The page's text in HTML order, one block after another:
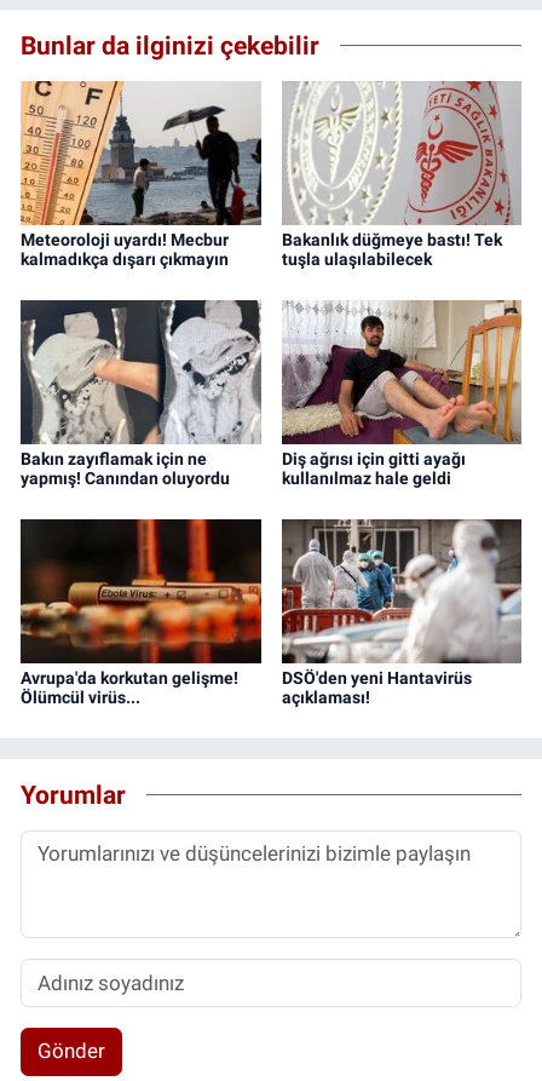
Bunlar da ilginizi çekebilir
Meteoroloji uyardı! Mecbur
kalmadıkça dışarı çıkmayın
Bakanlık düğmeye bastı! Tek
tuşla ulaşılabilecek
Bakın zayıflamak için ne
yapmış! Canından oluyordu
Diş ağrısı için gitti ayağı
kullanılmaz hale geldi
Avrupa'da korkutan gelişme!
Ölümcül virüs...
DSÖ'den yeni Hantavirüs
açıklaması!
Yorumlar
Gönder